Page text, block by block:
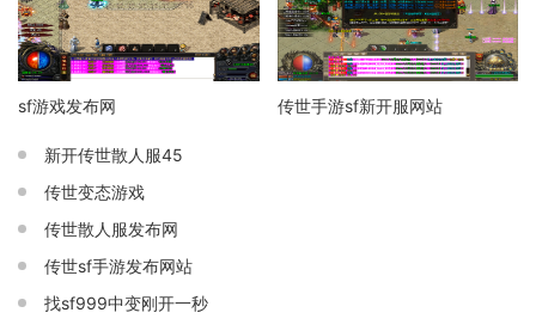
sf游戏发布网 传世手游sf新开服网站
新开传世散人服45
传世变态游戏
传世散人服发布网
传世sf手游发布网站
找sf999中变刚开一秒